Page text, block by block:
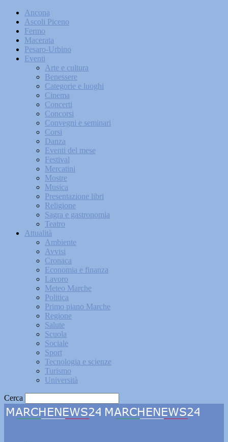
Ancona
Ascoli Piceno
Fermo
Macerata
Pesaro-Urbino
Eventi
Arte e cultura
Benessere
Categorie e luoghi
Cinema
Concerti
Concorsi
Convegni e seminari
Corsi
Danza
Eventi del mese
Festival
Mercatini
Mostre
Musica
Presentazione libri
Religione
Sagra e gastronomia
Teatro
Attualità
Ambiente
Avvisi
Cronaca
Economia e finanza
Lavoro
Meteo Marche
Politica
Primo piano Marche
Regione
Salute
Scuola
Sociale
Sport
Tecnologia e scienze
Turismo
Università
Cerca